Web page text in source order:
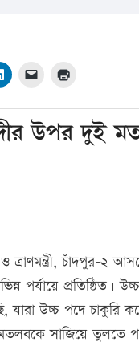
উপর দুই
ও ত্রাণমন্ত্রী, চাঁদপুর-
পর্যায়ে প্রতিষ্ঠিত।
উচ্চ পদে চাকুরি
সাজিয়ে তুলতে